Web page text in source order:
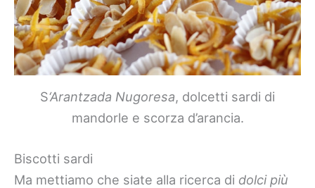
S‘Arantzada Nugoresa, dolcetti sardi di
mandorle e scorza d’arancia.
Biscotti sardi
Ma mettiamo che siate alla ricerca di dolci più